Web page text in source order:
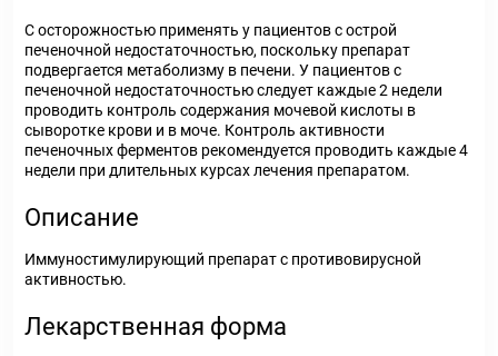
С осторожностью применять у пациентов с острой
печеночной недостаточностью, поскольку препарат
подвергается метаболизму в печени. У пациентов с
печеночной недостаточностью следует каждые 2 недели
проводить контроль содержания мочевой кислоты в
сыворотке крови и в моче. Контроль активности
печеночных ферментов рекомендуется проводить каждые 4
недели при длительных курсах лечения препаратом.
Описание
Иммуностимулирующий препарат с противовирусной
активностью.
Лекарственная форма